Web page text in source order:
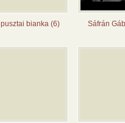
pusztai bianka (6) Sáfrán